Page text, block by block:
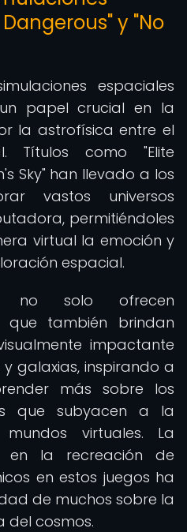
y "No
espaciales
papel crucial en la
la astrofísica entre el
Títulos como "Elite
Sky" han llevado a los
vastos universos
permitiéndoles
virtual la emoción y
espacial.
no solo ofrecen
que también brindan
impactante
galaxias, inspirando a
más sobre los
que subyacen a la
virtuales. La
en la recreación de
en estos juegos ha
de muchos sobre la
del cosmos.